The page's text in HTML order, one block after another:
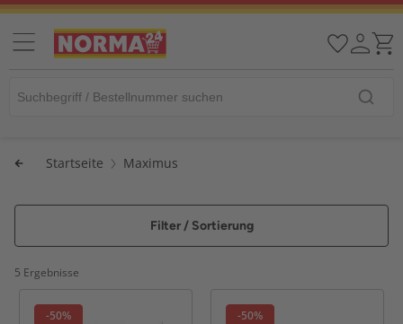
Startseite Maximus
Filter / Sortierung
5 Ergebnisse
-50% -50%